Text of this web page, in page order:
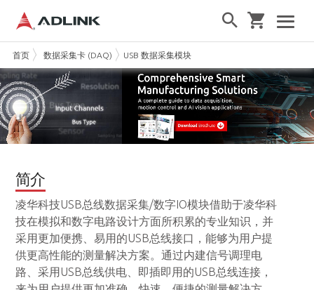
首页 数据采集卡 (DAQ) USB 数据采集模块
简介
凌华科技USB总线数据采集/数字IO模块借助于凌华科
技在模拟和数字电路设计方面所积累的专业知识，并
采用更加便携、易用的USB总线接口，能够为用户提
供更高性能的测量解决方案。通过内建信号调理电
路、采用USB总线供电、即插即用的USB总线连接，